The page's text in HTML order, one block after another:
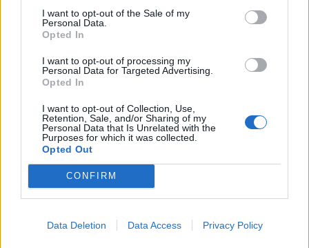
I want to opt-out of the Sale of my
Personal Data.
Opted In
I want to opt-out of processing my
Personal Data for Targeted Advertising.
Opted In
I want to opt-out of Collection, Use,
Retention, Sale, and/or Sharing of my
Personal Data that Is Unrelated with the
Purposes for which it was collected.
Opted Out
CONFIRM
Data Deletion Data Access Privacy Policy
CriminalMind:Carmeloficca mettilo anche tu il
selfie...come pisellino😉
6 Giugno 2025 alle ore 13:23
·Ti stimo ·Rispondi
GinoPaolini
Una botta?! Sicuro che non è una
voglia?🤔
6 Giugno 2025 alle ore 13:44
Ti stimo
pleasureman:GinoPaolini era voglia di una botta
6 Giugno 2025 alle ore 13:55